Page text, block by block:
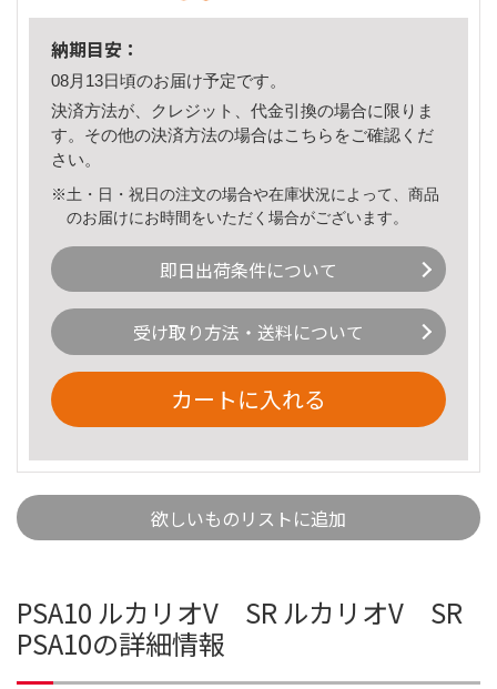
納期目安：
08月13日頃のお届け予定です。
決済方法が、クレジット、代金引換の場合に限りま
す。その他の決済方法の場合はこちら をご確認くだ
さい。
※土・日・祝日の注文の場合や在庫状況によって、商品
のお届けにお時間をいただく場合がございます。
即日出荷条件について
受け取り方法・送料について
カートに入れる
欲しいものリストに追加
PSA10 ルカリオV SR ルカリオV SR
PSA10の詳細情報